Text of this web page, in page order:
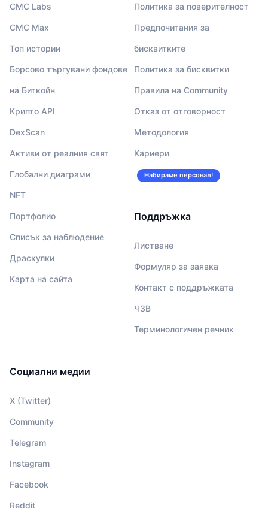
CMC Labs
CMC Max
Топ истории
Борсово търгувани фондове
на Биткойн
Крипто API
DexScan
Активи от реалния свят
Глобални диаграми
NFT
Портфолио
Списък за наблюдение
Драскулки
Карта на сайта
Политика за поверителност
Предпочитания за
бисквитките
Политика за бисквитки
Правила на Community
Отказ от отговорност
Методология
Кариери
Набираме персонал!
Поддръжка
Листване
Формуляр за заявка
Контакт с поддръжката
ЧЗВ
Терминологичен речник
Социални медии
X (Twitter)
Community
Telegram
Instagram
Facebook
Reddit